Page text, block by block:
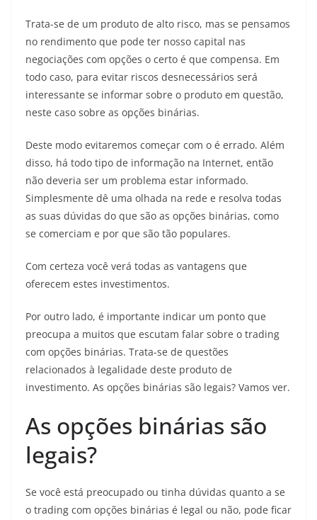
Trata-se de um produto de alto risco, mas se pensamos
no rendimento que pode ter nosso capital nas
negociações com opções o certo é que compensa. Em
todo caso, para evitar riscos desnecessários será
interessante se informar sobre o produto em questão,
neste caso sobre as opções binárias.
Deste modo evitaremos começar com o é errado. Além
disso, há todo tipo de informação na Internet, então
não deveria ser um problema estar informado.
Simplesmente dê uma olhada na rede e resolva todas
as suas dúvidas do que são as opções binárias, como
se comerciam e por que são tão populares.
Com certeza você verá todas as vantagens que
oferecem estes investimentos.
Por outro lado, é importante indicar um ponto que
preocupa a muitos que escutam falar sobre o trading
com opções binárias. Trata-se de questões
relacionados à legalidade deste produto de
investimento. As opções binárias são legais? Vamos ver.
As opções binárias são
legais?
Se você está preocupado ou tinha dúvidas quanto a se
o trading com opções binárias é legal ou não, pode ficar